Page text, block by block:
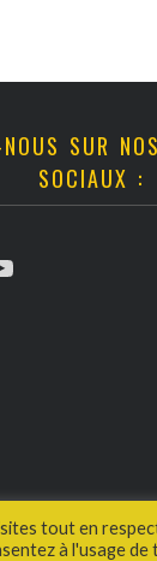
SUR
SOCIAUX :
tout en
à l'usage de